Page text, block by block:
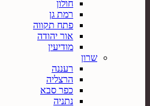
חולון
רמת גן
פתח תקווה
אור יהודה
מודיעין
שרון
רעננה
הרצליה
כפר סבא
נתניה